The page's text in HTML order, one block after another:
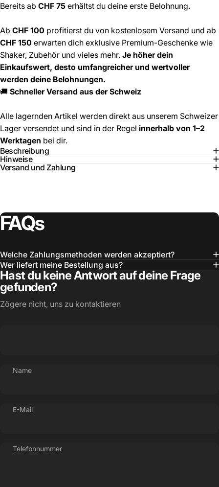
Bereits ab CHF 75 erhältst du deine erste Belohnung.
Ab CHF 100 profitierst du von kostenlosem Versand und ab
CHF 150 erwarten dich exklusive Premium-Geschenke wie
Shaker, Zubehör und vieles mehr. Je höher dein
Einkaufswert, desto umfangreicher und wertvoller
werden deine Belohnungen.
🚚 Schneller Versand aus der Schweiz
Alle lagernden Artikel werden direkt aus unserem Schweizer
Lager versendet und sind in der Regel innerhalb von 1–2
Werktagen bei dir.
Beschreibung
Hinweise
Versand und Zahlung
FAQs
Welche Zahlungsmethoden werden akzeptiert?
Wer liefert meine Bestellung aus?
Hast du keine Antwort auf deine Frage
gefunden?
Zögere nicht, uns zu kontaktieren
Name
E-Mail
Telefonnummer